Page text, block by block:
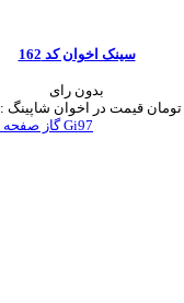
سینک اخوان کد 162
بدون رای
قیمت در اخوان شاپینگ :